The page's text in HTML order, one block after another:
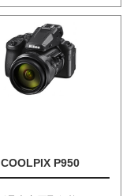
COOLPIX P950